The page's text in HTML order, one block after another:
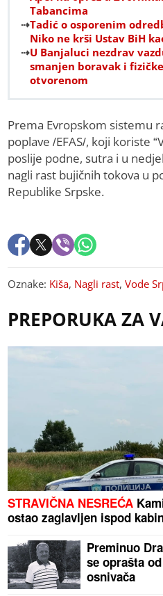
Tabancima
Tadić o osporenim
Niko ne krši Ustav BiH
U Banjaluci nezdrav
smanjen boravak i
otvorenom
Prema Evropskom sistemu
poplave /EFAS/, koji koriste
poslije podne, sutra i u
nagli rast bujičnih tokova u
Republike Srpske.
Oznake: Kiša, Nagli rast,Vode
PREPORUKA ZA
STRAVIČNA NESREĆA
ostao zaglavljen ispod
Preminuo
se oprašta
osnivača